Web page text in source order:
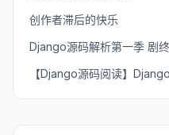
创作者滞后的快乐
Django源码解析第一季 剧终
【Django源码阅读】